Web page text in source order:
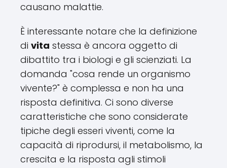
causano malattie.
È interessante notare che la definizione
di vita stessa è ancora oggetto di
dibattito tra i biologi e gli scienziati. La
domanda "cosa rende un organismo
vivente?" è complessa e non ha una
risposta definitiva. Ci sono diverse
caratteristiche che sono considerate
tipiche degli esseri viventi, come la
capacità di riprodursi, il metabolismo, la
crescita e la risposta agli stimoli